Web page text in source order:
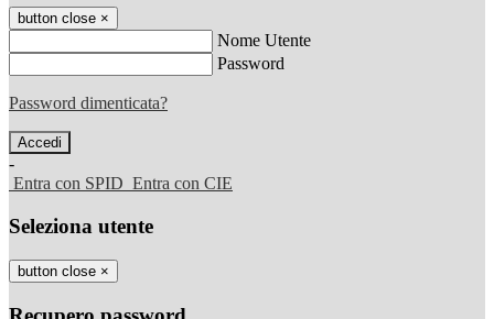
button close ×
Nome Utente
Password
Password dimenticata?
-
Entra con SPID Entra con CIE
Seleziona utente
button close ×